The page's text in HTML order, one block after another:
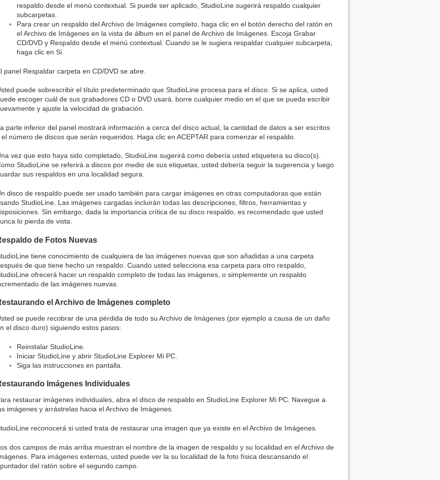
respaldo desde el menú contextual. Si puede ser aplicado, StudioLine sugerirá respaldo cualquier
subcarpetas.
Para crear un respaldo del Archivo de Imágenes completo, haga clic en el botón derecho del ratón en
el Archivo de Imágenes en la vista de álbum en el panel de Archivo de Imágenes. Escoja Grabar
CD/DVD y Respaldo desde el menú contextual. Cuando se le sugiera respaldar cualquier subcarpeta,
haga clic en Si.
panel Respaldar carpeta en CD/DVD se abre.
puede sobrescribir el título predeterminado que StudioLine procesa para el disco. Si se aplica, usted
escoger cuál de sus grabadores CD o DVD usará, borre cualquier medio en el que se pueda escribir
y ajuste la velocidad de grabación.
parte inferior del panel mostrará información a cerca del disco actual, la cantidad de datos a ser escritos
el número de discos que serán requeridos. Haga clic en ACEPTAR para comenzar el respaldo.
vez que esto haya sido completado, StudioLine sugerirá como debería usted etiquetera su disco(s).
StudioLine se referirá a discos por medio de sus etiquetas, usted debería seguir la sugerencia y luego
sus respaldos en una localidad segura.
disco de respaldo puede ser usado también para cargar imágenes en otras computadoras que están
StudioLine. Las imágenes cargadas incluirán todas las descripciones, filtros, herramientas y
Sin embargo, dada la importancia crítica de su disco respaldo, es recomendado que usted
lo pierda de vista.
de Fotos Nuevas
tiene conocimiento de cualquiera de las imágenes nuevas que son añadidas a una carpeta
de que tiene hecho un respaldo. Cuando usted selecciona esa carpeta para otro respaldo,
ofrecerá hacer un respaldo completo de todas las imágenes, o simplemente un respaldo
de las imágenes nuevas.
el Archivo de Imágenes completo
se puede recobrar de una pérdida de todo su Archivo de Imágenes (por ejemplo a causa de un daño
el disco duro) siguiendo estos pasos:
Reinstalar StudioLine.
Iniciar StudioLine y abrir StudioLine Explorer Mi PC.
Siga las instrucciones en pantalla.
Imágenes Individuales
restaurar imágenes individuales, abra el disco de respaldo en StudioLine Explorer Mi PC. Navegue a
imágenes y arrástrelas hacia el Archivo de Imágenes.
reconocerá si usted trata de restaurar una imagen que ya existe en el Archivo de Imágenes.
dos campos de más arriba muestran el nombre de la imagen de respaldo y su localidad en el Archivo de
Para imágenes externas, usted puede ver la su localidad de la foto física descansando el
del ratón sobre el segundo campo.